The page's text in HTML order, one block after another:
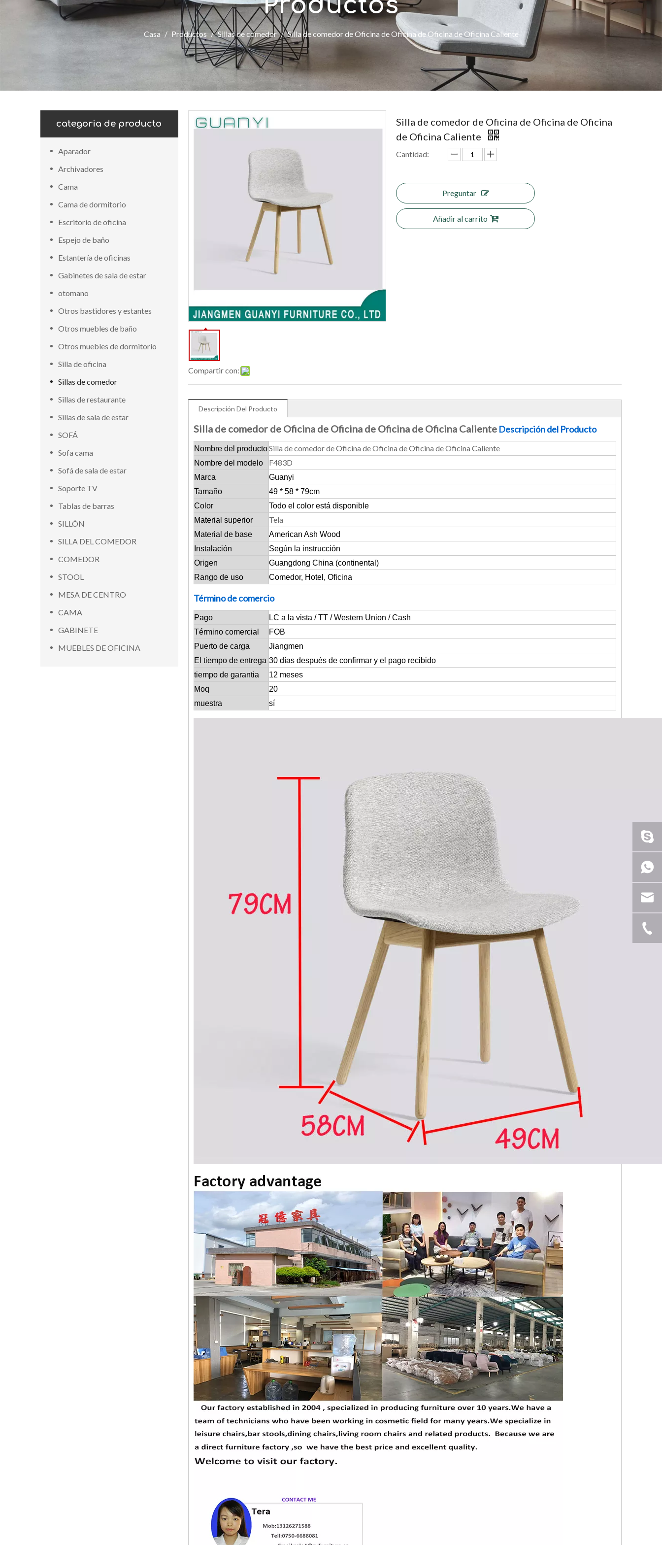
Casa / Productos / Sillas de comedor / Silla de comedor de Oficina de Oficina de Oficina de Oficina Caliente
categoria de producto
Aparador
Archivadores
Cama
Cama de dormitorio
Escritorio de oficina
Espejo de baño
Estantería de oficinas
Gabinetes de sala de estar
otomano
Otros bastidores y estantes
Otros muebles de baño
Otros muebles de dormitorio
Silla de oficina
Sillas de comedor
Sillas de restaurante
Sillas de sala de estar
SOFÁ
Sofa cama
Sofá de sala de estar
Soporte TV
Tablas de barras
SILLÓN
SILLA DEL COMEDOR
COMEDOR
STOOL
MESA DE CENTRO
CAMA
GABINETE
MUEBLES DE OFICINA
Compartir con:
Silla de comedor de Oficina de Oficina de Oficina
de Oficina Caliente
Cantidad:
Preguntar
Añadir al carrito
Descripción Del Producto
Silla de comedor de Oficina de Oficina de Oficina de Oficina Caliente Descripción del Producto
Nombre del productoSilla de comedor de Oficina de Oficina de Oficina de Oficina Caliente
Nombre del modelo F483D
Marca
Guanyi
Tamaño
49 * 58 * 79cm
Color
Todo el color está disponible
Material superior
Tela
Material de base
American Ash Wood
Instalación
Según la instrucción
Origen
Guangdong China (continental)
Rango de uso
Comedor, Hotel, Oficina
Término de comercio
Pago
LC a la vista / TT / Western Union / Cash
Término comercial
FOB
Puerto de carga
Jiangmen
El tiempo de entrega 30 días después de confirmar y el pago recibido
tiempo de garantia
12 meses
Moq
20
muestra
sí